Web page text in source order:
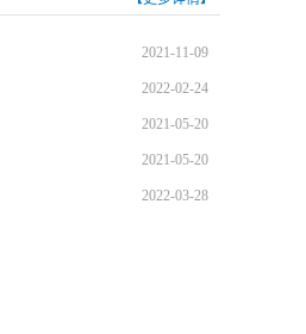
2021-11-09
2022-02-24
2021-05-20
2021-05-20
2022-03-28